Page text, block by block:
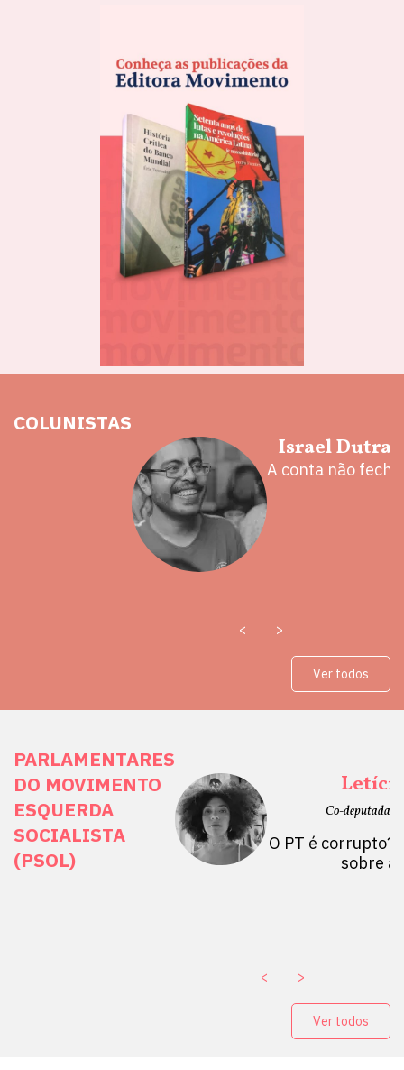
COLUNISTAS
Israel Dutra
A conta não fecha
< >
Ver todos
PARLAMENTARES
DO MOVIMENTO
ESQUERDA
SOCIALISTA
(PSOL)
Direitos
do Sul, SP)
Mulheres por +
Público abre
Co-deputada
O PT é corrupto?
sobre a
< >
Ver todos